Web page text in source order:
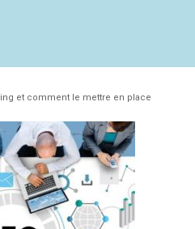
et comment le mettre en place